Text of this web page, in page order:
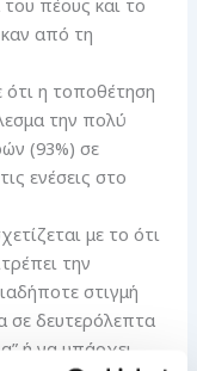
καν από τη
ότι η τοποθέτηση
την πολύ
(93%) σε
ενέσεις στο
με το ότι
την
στιγμή
σε δευτερόλεπτα
ή να υπάρχει